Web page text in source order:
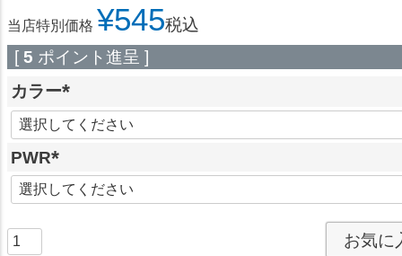
当店特別価格 ¥545税込
[ 5 ポイント進呈 ]
カラー
(
必
)
PWR
(
必
お気に